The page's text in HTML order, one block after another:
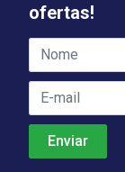
ofertas!